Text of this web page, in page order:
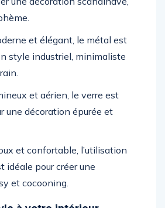
et élégant, le métal est
style industriel, minimaliste
et aérien, le verre est
une décoration épurée et
et confortable, l’utilisation
idéale pour créer une
et cocooning.